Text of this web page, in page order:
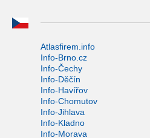
Atlasfirem.info
Info-Brno.cz
Info-Čechy
Info-Děčín
Info-Havířov
Info-Chomutov
Info-Jihlava
Info-Kladno
Info-Morava